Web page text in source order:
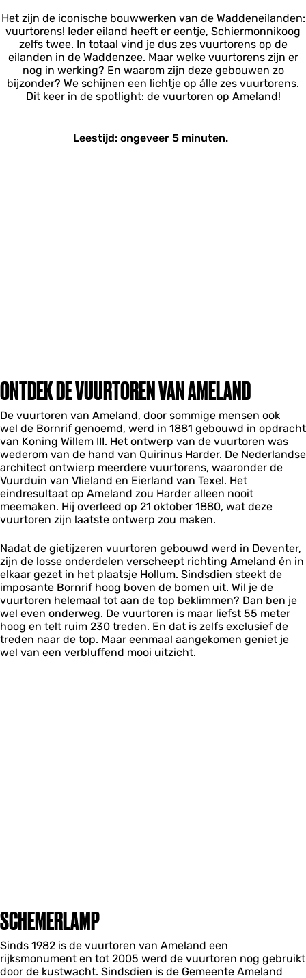
Het zijn de iconische bouwwerken van de Waddeneilanden:
vuurtorens! Ieder eiland heeft er eentje, Schiermonnikoog
zelfs twee. In totaal vind je dus zes vuurtorens op de
eilanden in de Waddenzee. Maar welke vuurtorens zijn er
nog in werking? En waarom zijn deze gebouwen zo
bijzonder? We schijnen een lichtje op álle zes vuurtorens.
Dit keer in de spotlight: de vuurtoren op Ameland!
Leestijd: ongeveer 5 minuten.
ONTDEK DE VUURTOREN VAN AMELAND
De vuurtoren van Ameland, door sommige mensen ook
wel de Bornrif genoemd, werd in 1881 gebouwd in opdracht
van Koning Willem III. Het ontwerp van de vuurtoren was
wederom van de hand van Quirinus Harder. De Nederlandse
architect ontwierp meerdere vuurtorens, waaronder de
Vuurduin van Vlieland en Eierland van Texel. Het
eindresultaat op Ameland zou Harder alleen nooit
meemaken. Hij overleed op 21 oktober 1880, wat deze
vuurtoren zijn laatste ontwerp zou maken.
Nadat de gietijzeren vuurtoren gebouwd werd in Deventer,
zijn de losse onderdelen verscheept richting Ameland én in
elkaar gezet in het plaatsje Hollum. Sindsdien steekt de
imposante Bornrif hoog boven de bomen uit. Wil je de
vuurtoren helemaal tot aan de top beklimmen? Dan ben je
wel even onderweg. De vuurtoren is maar liefst 55 meter
hoog en telt ruim 230 treden. En dat is zelfs exclusief de
treden naar de top. Maar eenmaal aangekomen geniet je
wel van een verbluffend mooi uitzicht.
SCHEMERLAMP
Sinds 1982 is de vuurtoren van Ameland een
rijksmonument en tot 2005 werd de vuurtoren nog gebruikt
door de kustwacht. Sindsdien is de Gemeente Ameland